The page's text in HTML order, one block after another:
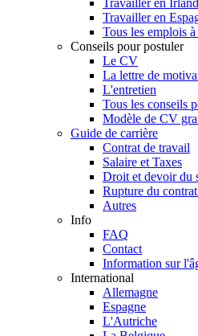
Travailler en
Travailler en
Tous les emplois
Conseils pour postuler
Le CV
La lettre de
L'entretien
Tous les conseils
Modèle de CV
Guide de carrière
Contrat de travail
Salaire et Taxes
Droit et devoir du
Rupture du
Autres
Info
FAQ
Contact
Information sur
International
Allemagne
Espagne
L'Autriche